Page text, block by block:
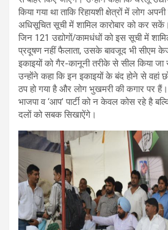
किया गया था ताकि रिहायशी क्षेत्रों में लोग
अधिसूचित सूची में शामिल कारोबार को कर
जिन 121 उद्योगों/कामधंधों को इस सूची में
प्रदूषण नहीं फैलाता, उसके बावजूद भी सीएम
इकाइयों को गैर-कानूनी तरीके से सील किया जा
उन्होंने कहा कि इन इकाइयों के बंद होने से वहां
ठप हो गया है और लोग भुखमरी की कगार पर
भाजपा व ‘आप’ पार्टी को न केवल कोस रहे है
दलों को सबक सिखाऐंगे।